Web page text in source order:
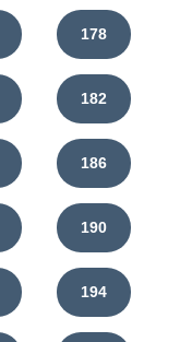
178
182
186
190
194